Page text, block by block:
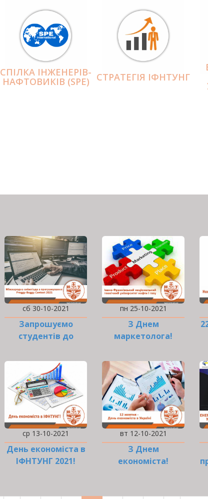
СПІЛКА ІНЖЕНЕРІВ-
НАФТОВИКІВ (SPE) СТРАТЕГІЯ ІФНТУНГ
сб 30-10-2021
Запрошуємо
студентів до
пн 25-10-2021
З Днем
маркетолога!
ср 13-10-2021
День економіста в
ІФНТУНГ 2021!
вт 12-10-2021
З Днем
економіста!